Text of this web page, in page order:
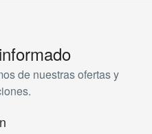
de nuestras ofertas y